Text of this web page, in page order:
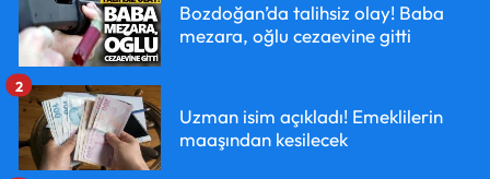
Bozdoğan’da talihsiz olay! Baba
mezara, oğlu cezaevine gitti
Uzman isim açıkladı! Emeklilerin
maaşından kesilecek
2